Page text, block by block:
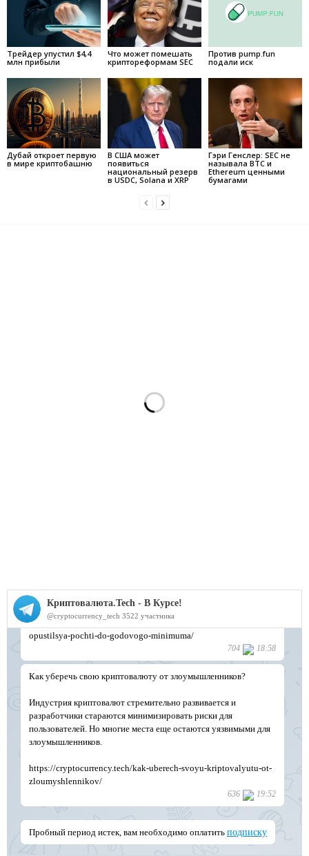
Трейдер упустил $4,4
млн прибыли
Что может помешать
криптореформам SEC
Против pump.fun
подали иск
Дубай откроет первую
в мире криптобашню
В США может
появиться
национальный резерв
в USDC, Solana и XRP
Гэри Генслер: SEC не
называла BTC и
Ethereum ценными
бумагами